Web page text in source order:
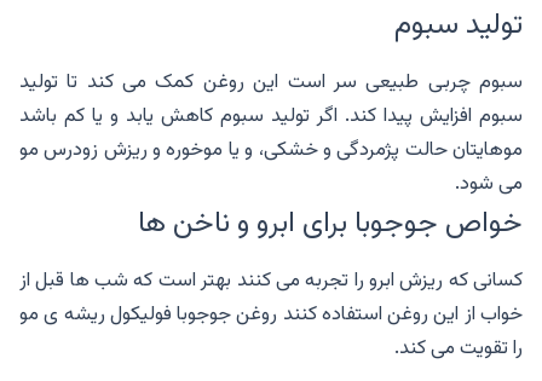
تولید سبوم
سبوم چربی طبیعی سر است این روغن کمک می‌ کند تا تولید
سبوم افزایش پیدا کند. اگر تولید سبوم کاهش یابد و یا کم باشد
موهایتان حالت پژمردگی و خشکی، و یا موخوره و ریزش زودرس مو
می شود.
خواص جوجوبا برای ابرو و ناخن ها
کسانی که ریزش ابرو را تجربه می کنند بهتر است که شب ها قبل از
خواب از این روغن استفاده کنند روغن جوجوبا فولیکول ریشه ی مو
را تقویت می کند.